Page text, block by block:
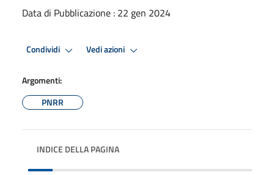
Data di Pubblicazione : 22 gen 2024
Condividi Vedi azioni
Argomenti:
PNRR
INDICE DELLA PAGINA